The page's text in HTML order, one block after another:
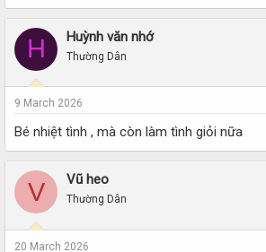
H Huỳnh văn nhớ
Thường Dân
9 March 2026
Bé nhiệt tình , mà còn làm tình giỏi nữa
V Vũ heo
Thường Dân
20 March 2026